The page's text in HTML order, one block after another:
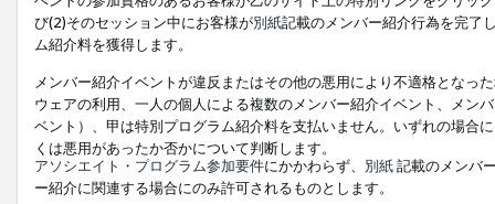
び(2)そのセッション中にお客様が別紙記載のメンバー紹介行為を完了
ム紹介料を獲得します。
メンバー紹介イベントが違反またはその他の悪用により不適格となっ
ウェアの利用、一人の個人による複数のメンバー紹介イベント、メン
ベント）、甲は特別プログラム紹介料を支払いません。いずれの場合
くは悪用があったか否かについて判断します。
アソシエイト・プログラム参加要件にかかわらず、 別紙記載のメンバ
ー紹介に関連する場合にのみ許可されるものとします。